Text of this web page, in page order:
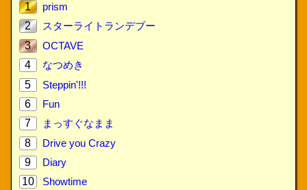
1
prism
2
スターライトランデブー
3
OCTAVE
4
なつめき
5
Steppin'!!!
6
Fun
7
まっすぐなまま
8
Drive you Crazy
9
Diary
10
Showtime